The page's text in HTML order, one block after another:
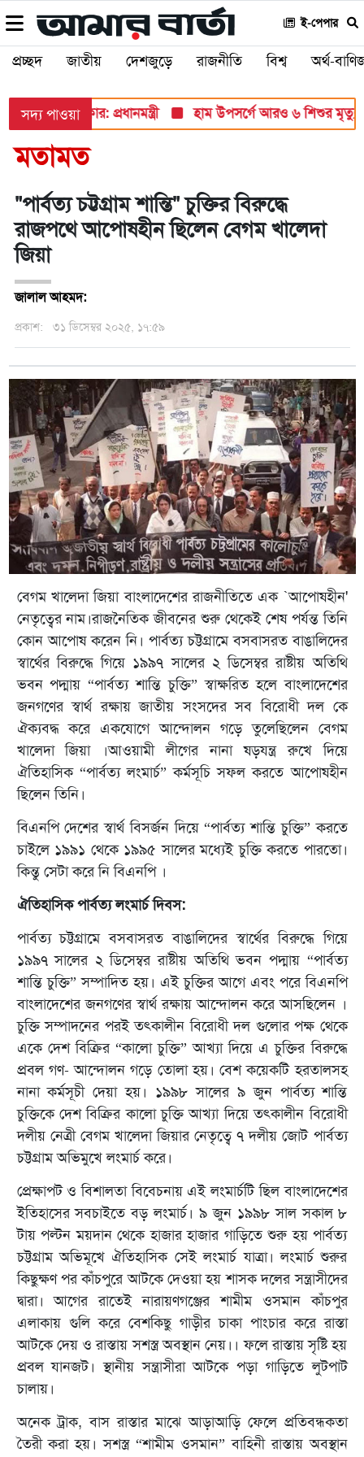
ই-পেপার
প্রচ্ছদ জাতীয় দেশজুড়ে রাজনীতি বিশ্ব অর্থ-
সদ্য পাওয়া
ধরবে সরকার: প্রধানমন্ত্রী হাম উপসর্গে আরও ৬ শিশুর মৃত্যু, নতুন
মতামত
"পার্বত্য চট্টগ্রাম শান্তি" চুক্তির বিরুদ্ধে
রাজপথে আপোষহীন ছিলেন বেগম খালেদা
জিয়া
জালাল আহমদ:
প্রকাশ: ৩১ ডিসেম্বর ২০২৫, ১৭:৫৯
বেগম খালেদা জিয়া বাংলাদেশের রাজনীতিতে এক `আপোষহীন'
নেতৃত্বের নাম।রাজনৈতিক জীবনের শুরু থেকেই শেষ পর্যন্ত তিনি
কোন আপোষ করেন নি। পার্বত্য চট্টগ্রামে বসবাসরত বাঙালিদের
স্বার্থের বিরুদ্ধে গিয়ে ১৯৯৭ সালের ২ ডিসেম্বর রাষ্টীয় অতিথি
ভবন পদ্মায় “পার্বত্য শান্তি চুক্তি” স্বাক্ষরিত হলে বাংলাদেশের
জনগণের স্বার্থ রক্ষায় জাতীয় সংসদের সব বিরোধী দল কে
ঐক্যবদ্ধ করে একযোগে আন্দোলন গড়ে তুলেছিলেন বেগম
খালেদা জিয়া ।আওয়ামী লীগের নানা ষড়যন্ত্র রুখে দিয়ে
ঐতিহাসিক “পার্বত্য লংমার্চ” কর্মসূচি সফল করতে আপোষহীন
ছিলেন তিনি।
বিএনপি দেশের স্বার্থ বিসর্জন দিয়ে “পার্বত্য শান্তি চুক্তি” করতে
চাইলে ১৯৯১ থেকে ১৯৯৫ সালের মধ্যেই চুক্তি করতে পারতো।
কিন্তু সেটা করে নি বিএনপি ।
ঐতিহাসিক পার্বত্য লংমার্চ দিবস:
পার্বত্য চট্টগ্রামে বসবাসরত বাঙালিদের স্বার্থের বিরুদ্ধে গিয়ে
১৯৯৭ সালের ২ ডিসেম্বর রাষ্টীয় অতিথি ভবন পদ্মায় “পার্বত্য
শান্তি চুক্তি” সম্পাদিত হয়। এই চুক্তির আগে এবং পরে বিএনপি
বাংলাদেশের জনগণের স্বার্থ রক্ষায় আন্দোলন করে আসছিলেন ।
চুক্তি সম্পাদনের পরই তৎকালীন বিরোধী দল গুলোর পক্ষ থেকে
একে দেশ বিক্রির “কালো চুক্তি” আখ্যা দিয়ে এ চুক্তির বিরুদ্ধে
প্রবল গণ- আন্দোলন গড়ে তোলা হয়। বেশ কয়েকটি হরতালসহ
নানা কর্মসূচী দেয়া হয়। ১৯৯৮ সালের ৯ জুন পার্বত্য শান্তি
চুক্তিকে দেশ বিক্রির কালো চুক্তি আখ্যা দিয়ে তৎকালীন বিরোধী
দলীয় নেত্রী বেগম খালেদা জিয়ার নেতৃত্বে ৭ দলীয় জোট পার্বত্য
চট্টগ্রাম অভিমুখে লংমার্চ করে।
প্রেক্ষাপট ও বিশালতা বিবেচনায় এই লংমার্চটি ছিল বাংলাদেশের
ইতিহাসের সবচাইতে বড় লংমার্চ। ৯ জুন ১৯৯৮ সাল সকাল ৮
টায় পল্টন ময়দান থেকে হাজার হাজার গাড়িতে শুরু হয় পার্বত্য
চট্টগ্রাম অভিমূখে ঐতিহাসিক সেই লংমার্চ যাত্রা। লংমার্চ শুরুর
কিছুক্ষণ পর কাঁচপুরে আটকে দেওয়া হয় শাসক দলের সন্ত্রাসীদের
দ্বারা। আগের রাতেই নারায়ণগঞ্জের শামীম ওসমান কাঁচপুর
এলাকায় গুলি করে বেশকিছু গাড়ীর চাকা পাংচার করে রাস্তা
আটকে দেয় ও রাস্তায় সশস্ত্র অবস্থান নেয়।। ফলে রাস্তায় সৃষ্টি হয়
প্রবল যানজট। স্থানীয় সন্ত্রাসীরা আটকে পড়া গাড়িতে লুটপাট
চালায়।
অনেক ট্রাক, বাস রাস্তার মাঝে আড়াআড়ি ফেলে প্রতিবন্ধকতা
তৈরী করা হয়। সশস্ত্র “শামীম ওসমান” বাহিনী রাস্তায় অবস্থান